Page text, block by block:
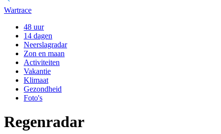
Wartrace
48 uur
14 dagen
Neerslagradar
Zon en maan
Activiteiten
Vakantie
Klimaat
Gezondheid
Foto's
Regenradar